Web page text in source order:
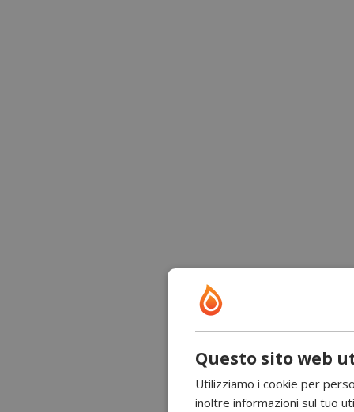
Questo sito web
Utilizziamo i cookie per
inoltre informazioni sul tuo